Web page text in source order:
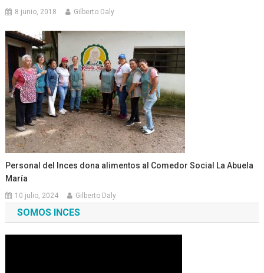
8 junio, 2018 Gilberto Daly
Personal del Inces dona alimentos al Comedor Social La Abuela
María
10 julio, 2024 Gilberto Daly
SOMOS INCES